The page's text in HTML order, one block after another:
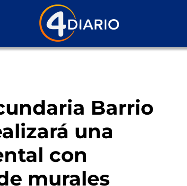
Barrio
una
con
murales